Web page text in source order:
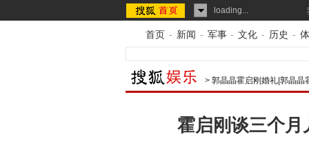
loading...
首页 - 新闻 - 军事 - 文化 - 历史 -
> 郭晶晶霍启刚婚礼|郭晶晶
霍启刚谈三个